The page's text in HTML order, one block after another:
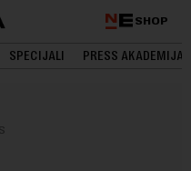
SHOP
SPECIJALI PRESS AKADEMIJA